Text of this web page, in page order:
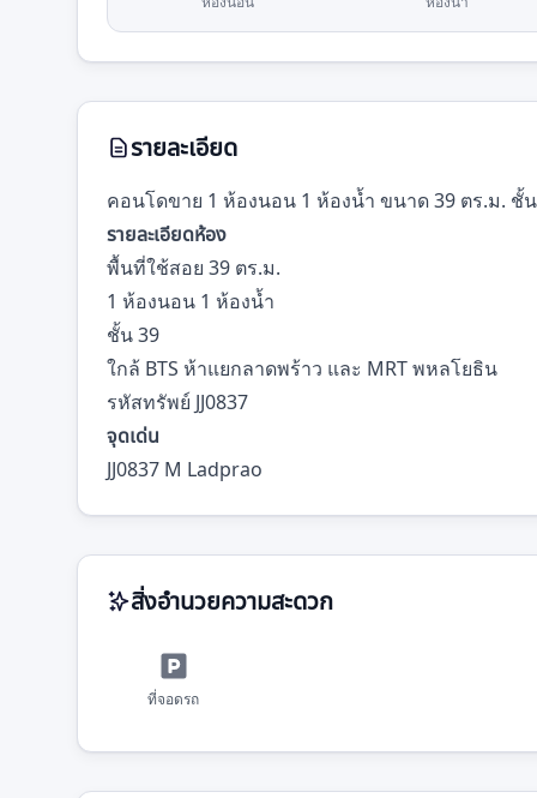
รายละเอียด
คอนโดขาย 1 ห้องนอน 1 ห้องน้ำ ขนาด 39 ตร.ม. ชั้
รายละเอียดห้อง
พื้นที่ใช้สอย 39 ตร.ม.
1 ห้องนอน 1 ห้องน้ำ
ชั้น 39
ใกล้ BTS ห้าแยกลาดพร้าว และ MRT พหลโยธิน
รหัสทรัพย์ JJ0837
จุดเด่น
JJ0837 M Ladprao
สิ่งอำนวยความสะดวก
ที่จอดรถ